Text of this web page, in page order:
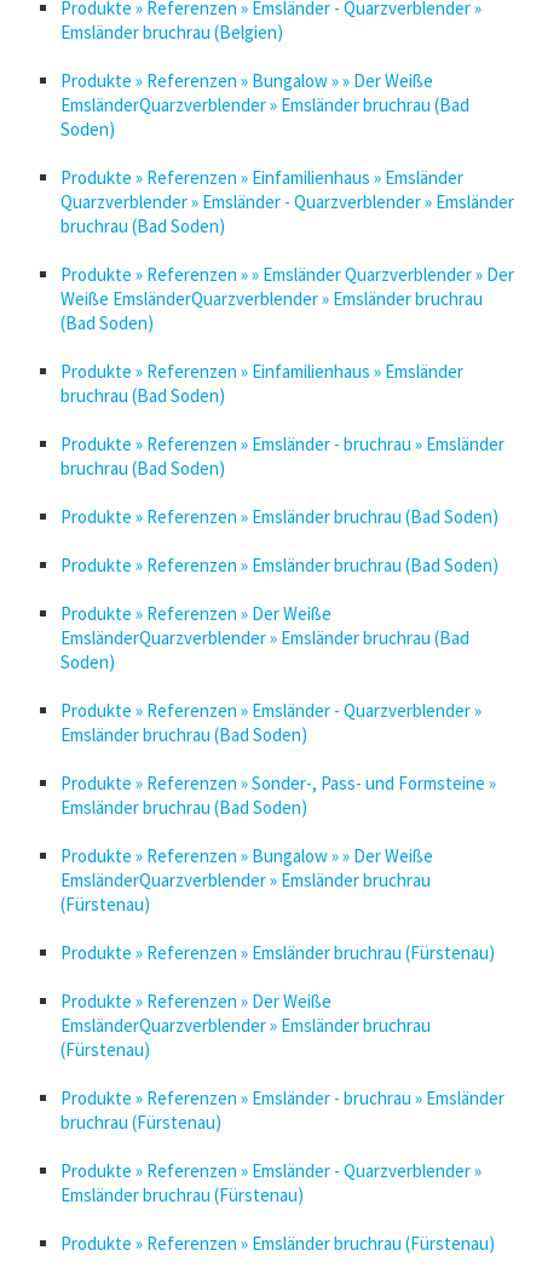
Produkte » Referenzen » Emsländer - Quarzverblender »
Emsländer bruchrau (Belgien)
Produkte » Referenzen » Bungalow » » Der Weiße
EmsländerQuarzverblender » Emsländer bruchrau (Bad
Soden)
Produkte » Referenzen » Einfamilienhaus » Emsländer
Quarzverblender » Emsländer - Quarzverblender » Emsländer
bruchrau (Bad Soden)
Produkte » Referenzen » » Emsländer Quarzverblender » Der
Weiße EmsländerQuarzverblender » Emsländer bruchrau
(Bad Soden)
Produkte » Referenzen » Einfamilienhaus » Emsländer
bruchrau (Bad Soden)
Produkte » Referenzen » Emsländer - bruchrau » Emsländer
bruchrau (Bad Soden)
Produkte » Referenzen » Emsländer bruchrau (Bad Soden)
Produkte » Referenzen » Emsländer bruchrau (Bad Soden)
Produkte » Referenzen » Der Weiße
EmsländerQuarzverblender » Emsländer bruchrau (Bad
Soden)
Produkte » Referenzen » Emsländer - Quarzverblender »
Emsländer bruchrau (Bad Soden)
Produkte » Referenzen » Sonder-, Pass- und Formsteine »
Emsländer bruchrau (Bad Soden)
Produkte » Referenzen » Bungalow » » Der Weiße
EmsländerQuarzverblender » Emsländer bruchrau
(Fürstenau)
Produkte » Referenzen » Emsländer bruchrau (Fürstenau)
Produkte » Referenzen » Der Weiße
EmsländerQuarzverblender » Emsländer bruchrau
(Fürstenau)
Produkte » Referenzen » Emsländer - bruchrau » Emsländer
bruchrau (Fürstenau)
Produkte » Referenzen » Emsländer - Quarzverblender »
Emsländer bruchrau (Fürstenau)
Produkte » Referenzen » Emsländer bruchrau (Fürstenau)